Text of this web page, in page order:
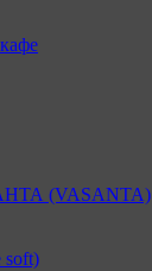
(VASANTA)